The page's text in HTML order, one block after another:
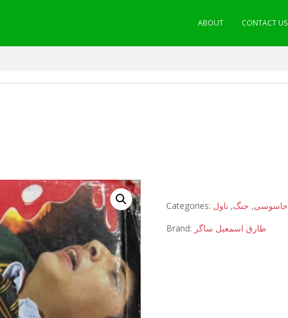
ABOUT CONTACT US
Categories: جاسوسی, جنگ, ناول
Brand: طارق اسمعیل ساگر